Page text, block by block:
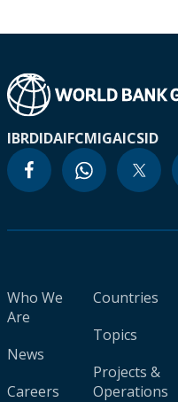
IBRDIDAIFCMIGAICSID
Who We
Are
News
Careers
Countries
Topics
Projects &
Operations